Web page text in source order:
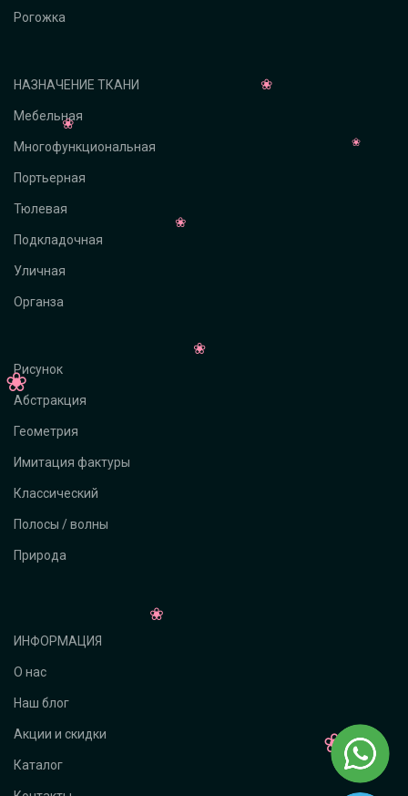
Рогожка
НАЗНАЧЕНИЕ ТКАНИ
Мебельная
Многофункциональная
Портьерная
Тюлевая
Подкладочная
Уличная
Органза
Рисунок
Абстракция
Геометрия
Имитация фактуры
Классический
Полосы / волны
Природа
ИНФОРМАЦИЯ
О нас
Наш блог
Акции и скидки
Каталог